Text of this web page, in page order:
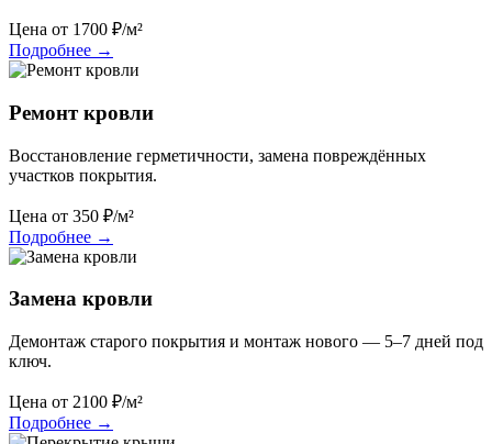
Цена от 1700 ₽/м²
Подробнее →
Ремонт кровли
Восстановление герметичности, замена повреждённых
участков покрытия.
Цена от 350 ₽/м²
Подробнее →
Замена кровли
Демонтаж старого покрытия и монтаж нового — 5–7 дней под
ключ.
Цена от 2100 ₽/м²
Подробнее →